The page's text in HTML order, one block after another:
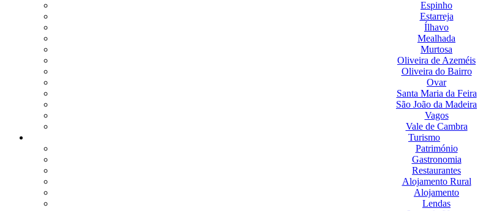
Espinho
Estarreja
Ílhavo
Mealhada
Murtosa
Oliveira de Azeméis
Oliveira do Bairro
Ovar
Santa Maria da Feira
São João da Madeira
Vagos
Vale de Cambra
Turismo
Património
Gastronomia
Restaurantes
Alojamento Rural
Alojamento
Lendas